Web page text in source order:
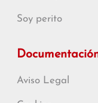
Soy perito
Aviso Legal